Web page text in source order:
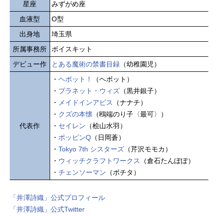
星座
みずがめ座
血液型
O型
出身地
埼玉県
所属事務所
ボイスキット
デビュー作
とある魔術の禁書目録 （幼稚園児）
代表作
・ ヘボット！
（ヘボット）
・ プラネット・ウィズ （黒井銀子）
・ メイドインアビス
（ナナチ）
・ クズの本懐 （鴎端のり子〈最可〉）
・ セイレン （桧山水羽）
・ ポッピンQ （日岡蒼）
・ Tokyo 7th シスターズ （芹沢モモカ）
・ ウィッチクラフトワークス
（倉石たんぽぽ）
・ チェンソーマン （ポチタ）
「井澤詩織」公式プロフィール
「井澤詩織」公式Twitter